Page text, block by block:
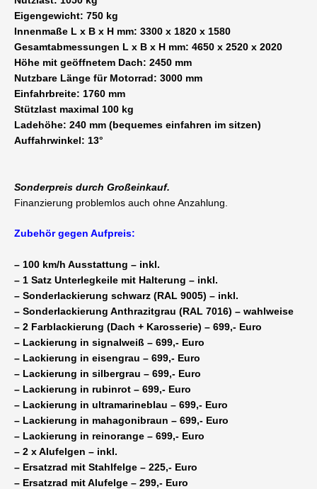
Eigengewicht: 750 kg
Innenmaße L x B x H mm: 3300 x 1820 x 1580
Gesamtabmessungen L x B x H mm: 4650 x 2520 x 2020
Höhe mit geöffnetem Dach: 2450 mm
Nutzbare Länge für Motorrad: 3000 mm
Einfahrbreite: 1760 mm
Stützlast maximal 100 kg
Ladehöhe: 240 mm (bequemes einfahren im sitzen)
Auffahrwinkel: 13°
Sonderpreis durch Großeinkauf.
Finanzierung problemlos auch ohne Anzahlung.
Zubehör gegen Aufpreis:
– 100 km/h Ausstattung – inkl.
– 1 Satz Unterlegkeile mit Halterung – inkl.
– Sonderlackierung schwarz (RAL 9005) – inkl.
– Sonderlackierung Anthrazitgrau (RAL 7016) – wahlweise
– 2 Farblackierung (Dach + Karosserie) – 699,- Euro
– Lackierung in signalweiß – 699,- Euro
– Lackierung in eisengrau – 699,- Euro
– Lackierung in silbergrau – 699,- Euro
– Lackierung in rubinrot – 699,- Euro
– Lackierung in ultramarineblau – 699,- Euro
– Lackierung in mahagonibraun – 699,- Euro
– Lackierung in reinorange – 699,- Euro
– 2 x Alufelgen – inkl.
– Ersatzrad mit Stahlfelge – 225,- Euro
– Ersatzrad mit Alufelge – 299,- Euro